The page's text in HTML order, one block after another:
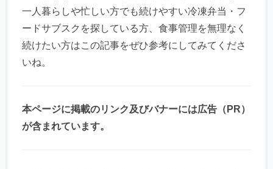
一人暮らしや忙しい方でも続けやすい冷凍弁当・フ
ードサブスクを探している方、食事管理を無理なく
続けたい方はこの記事をぜひ参考にしてみてくださ
いね。
本ページに掲載のリンク及びバナーには広告（PR）
が含まれています。